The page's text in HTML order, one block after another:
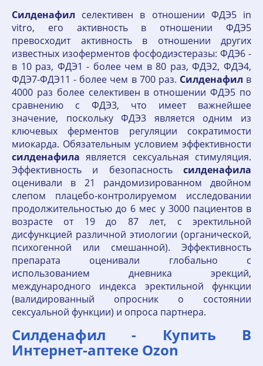
Силденафил селективен в отношении ФДЭ5 in
vitro, его активность в отношении ФДЭ5
превосходит активность в отношении других
известных изоферментов фосфодиэстеразы: ФДЭ6 -
в 10 раз, ФДЭ1 - более чем в 80 раз, ФДЭ2, ФДЭ4,
ФДЭ7-ФДЭ11 - более чем в 700 раз. Силденафил в
4000 раз более селективен в отношении ФДЭ5 по
сравнению с ФДЭ3, что имеет важнейшее
значение, поскольку ФДЭ3 является одним из
ключевых ферментов регуляции сократимости
миокарда. Обязательным условием эффективности
силденафила является сексуальная стимуляция.
Эффективность и безопасность силденафила
оценивали в 21 рандомизированном двойном
слепом плацебо-контролируемом исследовании
продолжительностью до 6 мес у 3000 пациентов в
возрасте от 19 до 87 лет, с эректильной
дисфункцией различной этиологии (органической,
психогенной или смешанной). Эффективность
препарата оценивали глобально с
использованием дневника эрекций,
международного индекса эректильной функции
(валидированный опросник о состоянии
сексуальной функции) и опроса партнера.
Силденафил - Купить В
Интернет-аптеке Ozon